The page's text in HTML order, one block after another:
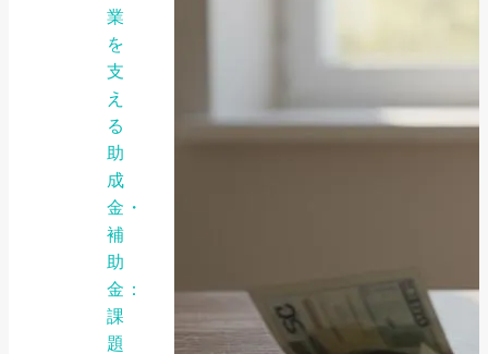
業
を
支
え
る
助
成
金・
補
助
金：
課
題